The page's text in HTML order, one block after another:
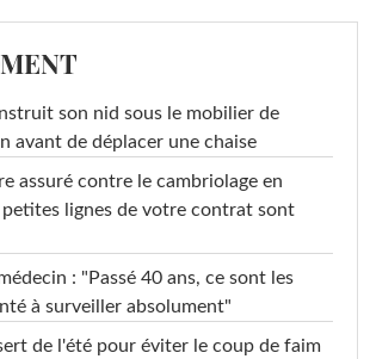
son nid sous le mobilier de
avant de déplacer une chaise
assuré contre le cambriolage en
petites lignes de votre contrat sont
: "Passé 40 ans, ce sont les
à surveiller absolument"
de l'été pour éviter le coup de faim